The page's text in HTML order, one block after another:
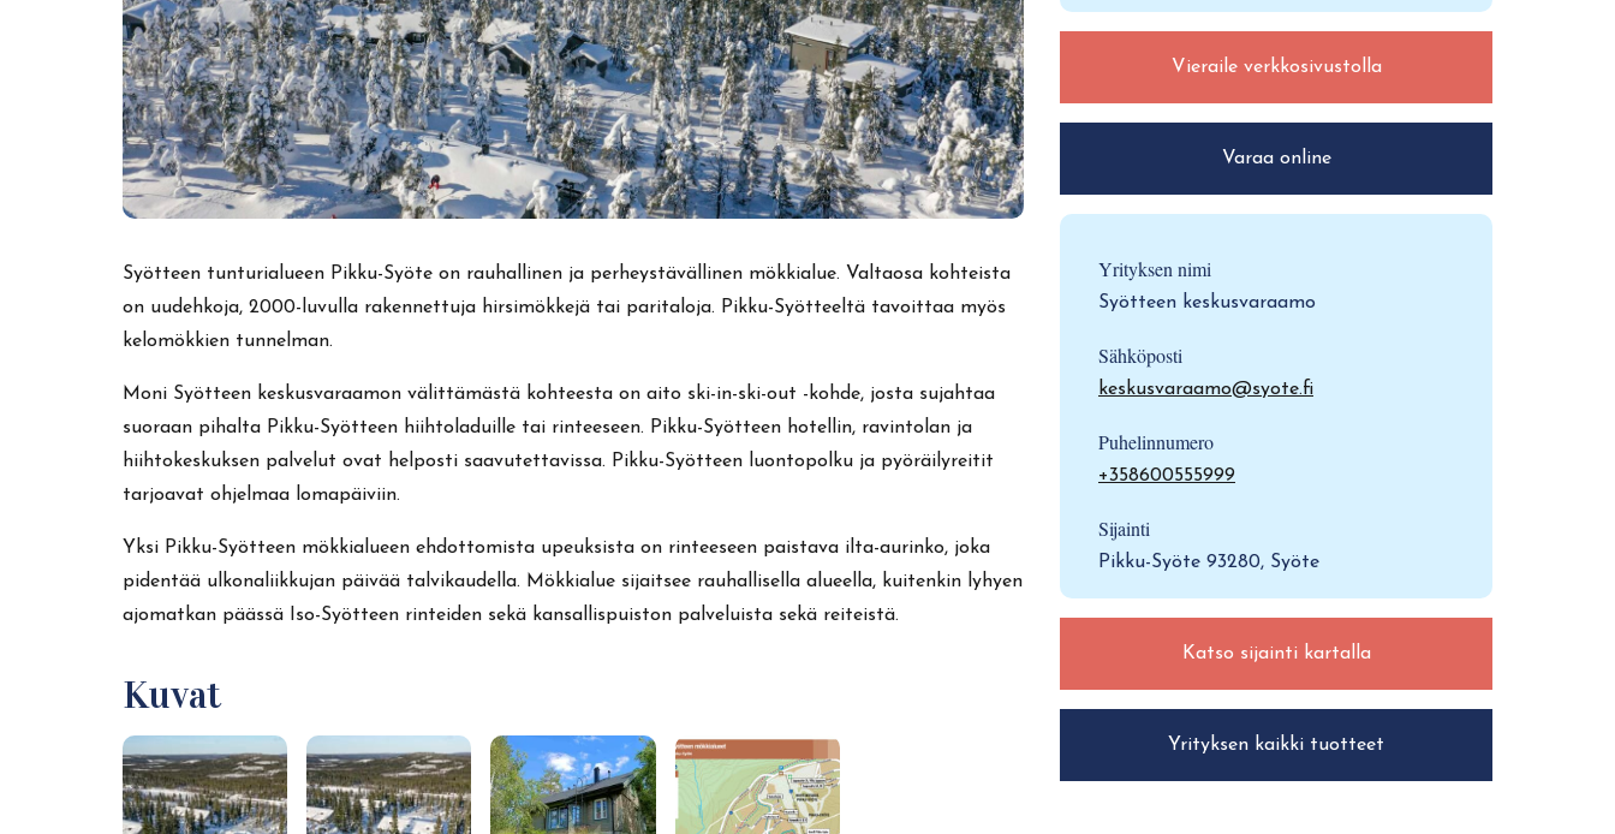
Syötteen tunturialueen Pikku-Syöte on rauhallinen ja perheystävällinen mökkialue. Valtaosa kohteista
on uudehkoja, 2000-luvulla rakennettuja hirsimökkejä tai paritaloja. Pikku-Syötteeltä tavoittaa myös
kelomökkien tunnelman.
Moni Syötteen keskusvaraamon välittämästä kohteesta on aito ski-in-ski-out -kohde, josta sujahtaa
suoraan pihalta Pikku-Syötteen hiihtoladuille tai rinteeseen. Pikku-Syötteen hotellin, ravintolan ja
hiihtokeskuksen palvelut ovat helposti saavutettavissa. Pikku-Syötteen luontopolku ja pyöräilyreitit
tarjoavat ohjelmaa lomapäiviin.
Yksi Pikku-Syötteen mökkialueen ehdottomista upeuksista on rinteeseen paistava ilta-aurinko, joka
pidentää ulkonaliikkujan päivää talvikaudella. Mökkialue sijaitsee rauhallisella alueella, kuitenkin lyhyen
ajomatkan päässä Iso-Syötteen rinteiden sekä kansallispuiston palveluista sekä reiteistä.
Kuvat
Vieraile verkkosivustolla
Varaa online
Yrityksen nimi
Syötteen keskusvaraamo
Sähköposti
keskusvaraamo@syote.fi
Puhelinnumero
+358600555999
Sijainti
Pikku-Syöte 93280, Syöte
Katso sijainti kartalla
Yrityksen kaikki tuotteet